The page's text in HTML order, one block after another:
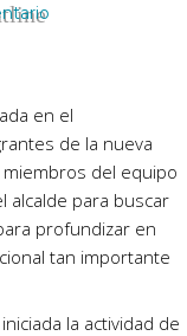
en el
de la nueva
del equipo
alcalde para buscar
profundizar en
tan importante
la actividad de